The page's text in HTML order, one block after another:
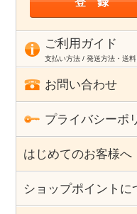
ご利用ガイド
支払い方法 / 発送方法・送
お問い合わせ
プライバシーポ
はじめてのお客様へ
ショップポイントに